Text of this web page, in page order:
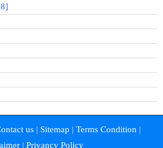
us | Sitemap | Terms Condition |